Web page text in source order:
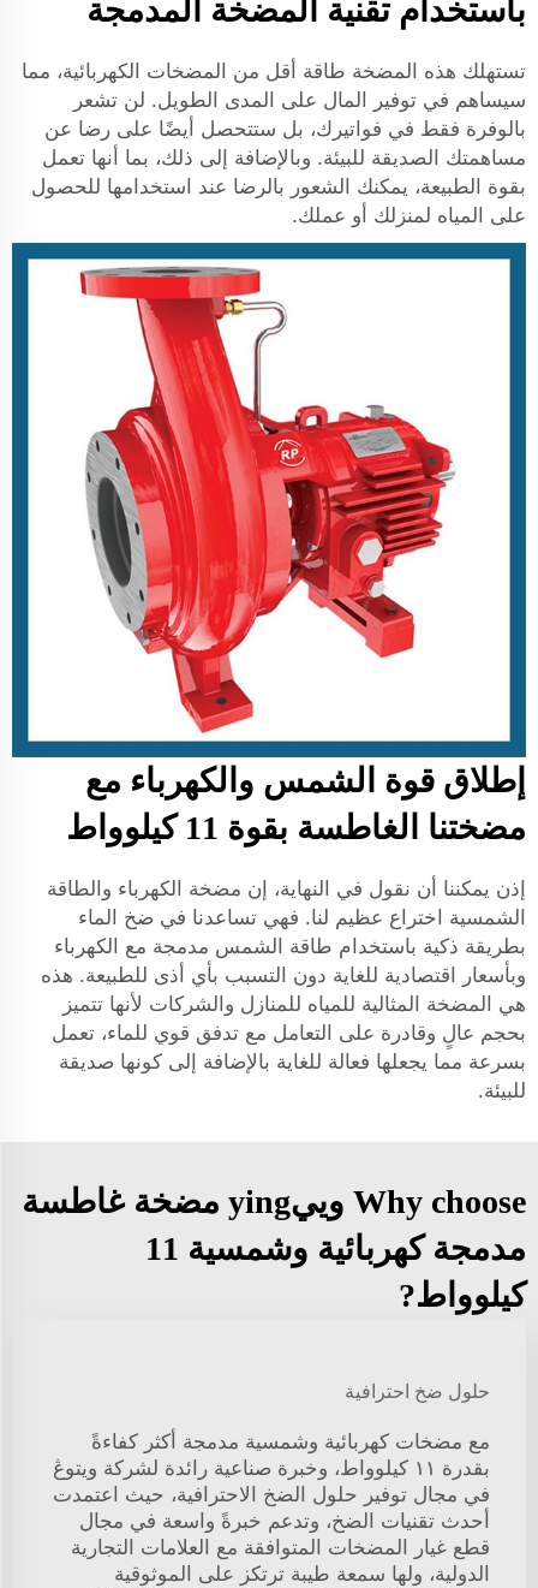
باستخدام تقنية المضخة المدمجة
تستهلك هذه المضخة طاقة أقل من المضخات الكهربائية، مما
سيساهم في توفير المال على المدى الطويل. لن تشعر
بالوفرة فقط في فواتيرك، بل ستتحصل أيضًا على رضا عن
مساهمتك الصديقة للبيئة. وبالإضافة إلى ذلك، بما أنها تعمل
بقوة الطبيعة، يمكنك الشعور بالرضا عند استخدامها للحصول
على المياه لمنزلك أو عملك.
إطلاق قوة الشمس والكهرباء مع
مضختنا الغاطسة بقوة 11 كيلوواط
إذن يمكننا أن نقول في النهاية، إن مضخة الكهرباء والطاقة
الشمسية اختراع عظيم لنا. فهي تساعدنا في ضخ الماء
بطريقة ذكية باستخدام طاقة الشمس مدمجة مع الكهرباء
وبأسعار اقتصادية للغاية دون التسبب بأي أذى للطبيعة. هذه
هي المضخة المثالية للمياه للمنازل والشركات لأنها تتميز
بحجم عالٍ وقادرة على التعامل مع تدفق قوي للماء، تعمل
بسرعة مما يجعلها فعالة للغاية بالإضافة إلى كونها صديقة
للبيئة.
Why choose وييying مضخة غاطسة
مدمجة كهربائية وشمسية 11
كيلوواط?
حلول ضخ احترافية
مع مضخات كهربائية وشمسية مدمجة أكثر كفاءةً
بقدرة ١١ كيلوواط، وخبرة صناعية رائدة لشركة ويتوڠ
في مجال توفير حلول الضخ الاحترافية، حيث اعتمدت
أحدث تقنيات الضخ، وتدعم خبرةً واسعة في مجال
قطع غيار المضخات المتوافقة مع العلامات التجارية
الدولية، ولها سمعة طيبة ترتكز على الموثوقية